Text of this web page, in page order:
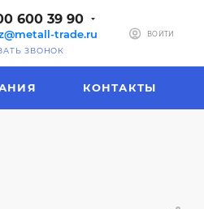
600 39 90
trade.ru
ЗВОНОК
ВОЙТИ
КОНТАКТЫ